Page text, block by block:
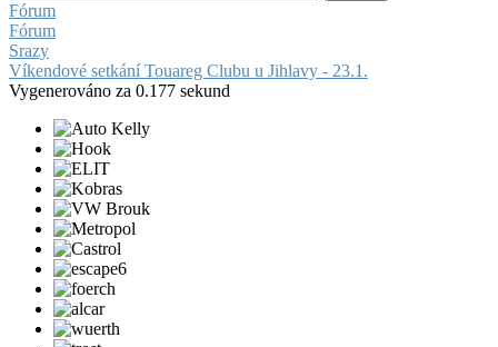
Fórum
Fórum
Srazy
Víkendové setkání Touareg Clubu u Jihlavy - 23.1.
Vygenerováno za 0.177 sekund